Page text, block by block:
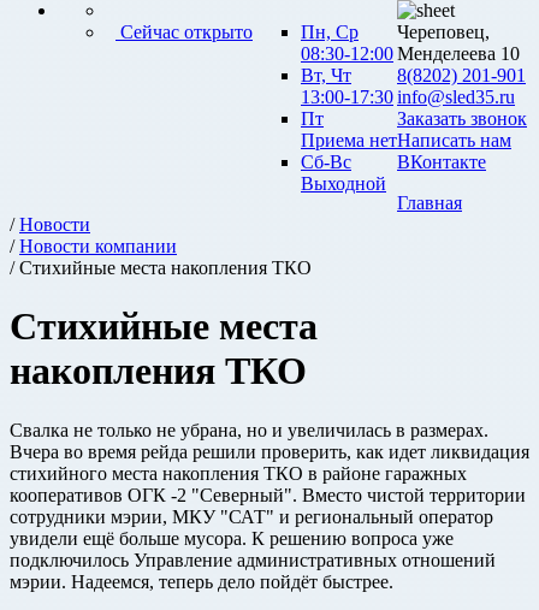
Сейчас открыто
Пн, Ср
08:30-12:00
Вт, Чт
13:00-17:30
Пт
Приема нет
Сб-Вс
Выходной
Череповец,
Менделеева 10
8(8202) 201-901
info@sled35.ru
Заказать звонок
Написать нам
ВКонтакте
Главная
/Новости
/Новости компании
/ Стихийные места накопления ТКО
Стихийные места
накопления ТКО
Свалка не только не убрана, но и увеличилась в размерах.
Вчера во время рейда решили проверить, как идет ликвидация
стихийного места накопления ТКО в районе гаражных
кооперативов ОГК -2 "Северный". Вместо чистой территории
сотрудники мэрии, МКУ "САТ" и региональный оператор
увидели ещё больше мусора. К решению вопроса уже
подключилось Управление административных отношений
мэрии. Надеемся, теперь дело пойдёт быстрее.